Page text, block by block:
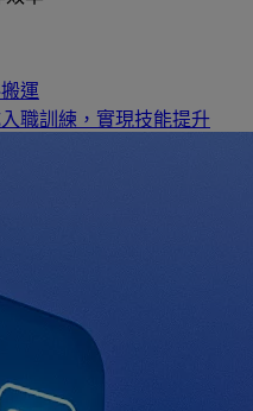
運
職訓練，實現技能提升